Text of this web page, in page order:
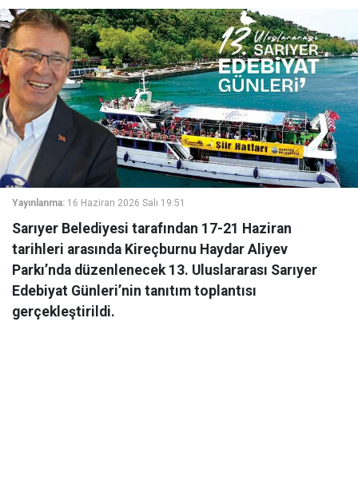
Yayınlanma: 16 Haziran 2026 Salı 19:51
Sarıyer Belediyesi tarafından 17-21 Haziran
tarihleri arasında Kireçburnu Haydar Aliyev
Parkı’nda düzenlenecek 13. Uluslararası Sarıyer
Edebiyat Günleri’nin tanıtım toplantısı
gerçekleştirildi.